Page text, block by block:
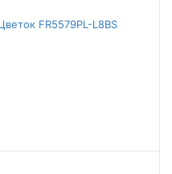
FR5579PL-L8BS